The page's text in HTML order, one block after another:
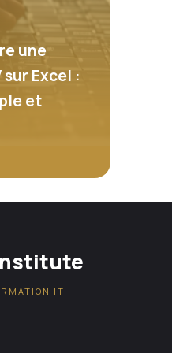
une
sur Excel :
et
IT